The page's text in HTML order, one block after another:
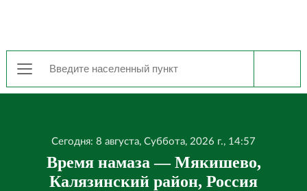
Сегодня: 8 августа, Суббота, 2026 г., 14:57
Время намаза — Мякишево,
Калязинский район, Россия